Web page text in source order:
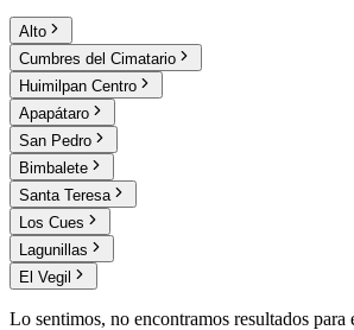
Alto
Cumbres del Cimatario
Huimilpan Centro
Apapátaro
San Pedro
Bimbalete
Santa Teresa
Los Cues
Lagunillas
El Vegil
Lo sentimos, no encontramos resultados para